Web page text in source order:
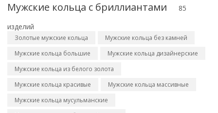
Мужские кольца с бриллиантами
85
изделий
Золотые мужские кольца
Мужские кольца без камней
Мужские кольца большие
Мужские кольца дизайнерские
Мужские кольца из белого золота
Мужские кольца красивые
Мужские кольца массивные
Мужские кольца мусульманские